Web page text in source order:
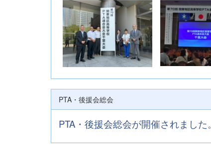
PTA・後援会総会
PTA・後援会総会が開催されました。